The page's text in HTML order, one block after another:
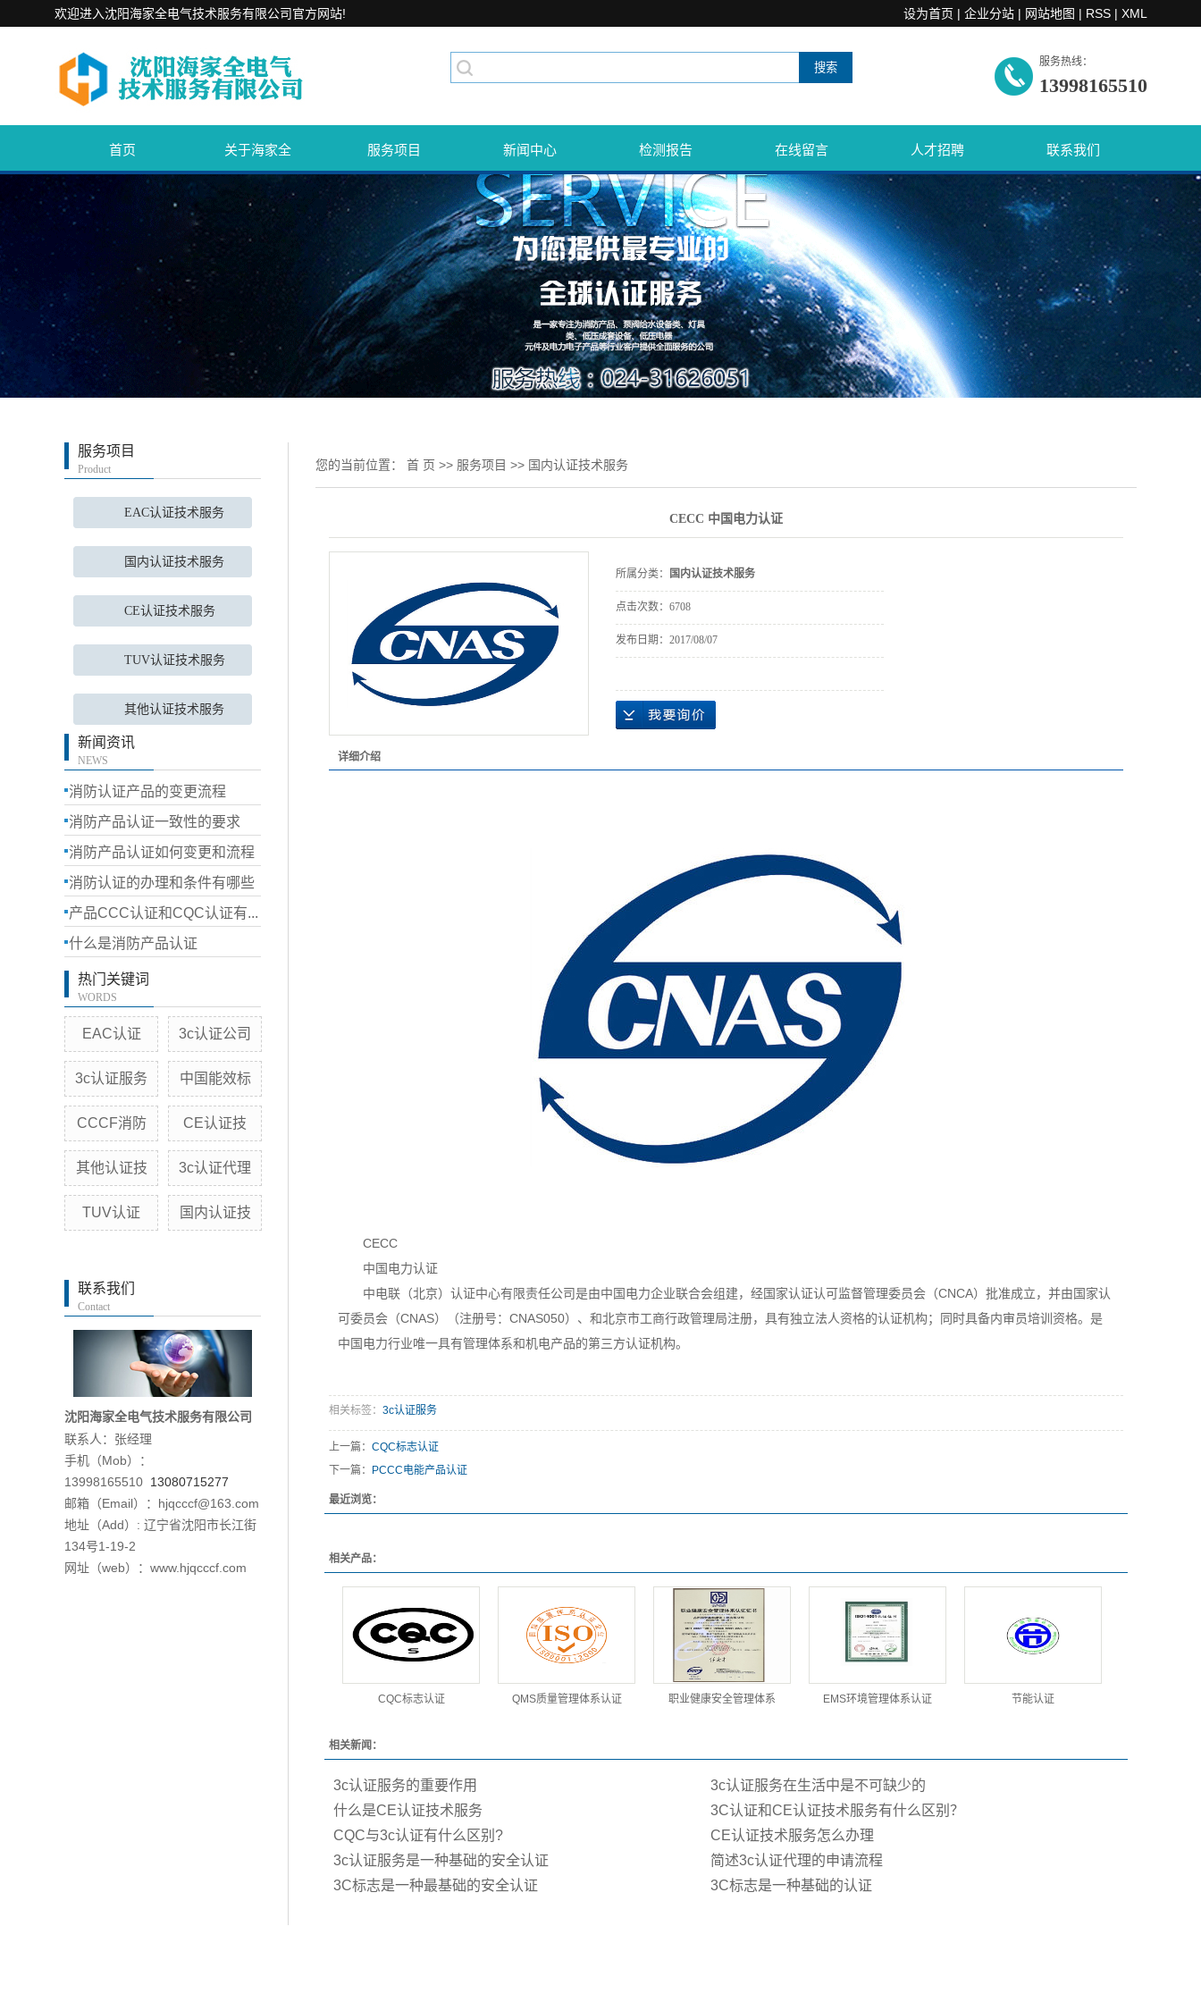
欢迎进入沈阳海家全电气技术服务有限公司官方网站! 设为首页 | 企业分站| 网站地图 | RSS| XML
服务热线：
13998165510
首页 关于海家全
公司简介
服务项目
EAC认证技术服务
国内认证技术服务
CE认证技术服务
TUV认证技术服务
其他认证技术服务
新闻中心
公司新闻
行业动态
知识问答
检测报告
证书展示
在线留言 人才招聘 联系我们
服务项目
Product
EAC认证技术服务
国内认证技术服务
CE认证技术服务
TUV认证技术服务
其他认证技术服务
新闻资讯
NEWS
消防认证产品的变更流程
消防产品认证一致性的要求
消防产品认证如何变更和流程
消防认证的办理和条件有哪些
产品CCC认证和CQC认证有...
什么是消防产品认证
热门关键词
WORDS
EAC认证 3c认证公司
3c认证服务 中国能效标
CCCF消防 CE认证技
其他认证技 3c认证代理
TUV认证 国内认证技
联系我们
Contact
沈阳海家全电气技术服务有限公司
联系人：张经理
手机（Mob）：
13998165510 13080715277
邮箱（Email）：hjqcccf@163.com
地址（Add）: 辽宁省沈阳市长江街
134号1-19-2
网址（web）：www.hjqcccf.com
您的当前位置： 首 页 >> 服务项目 >> 国内认证技术服务
CECC 中国电力认证
所属分类： 国内认证技术服务
点击次数： 6708
发布日期： 2017/08/07
详细介绍
CECC
中国电力认证
中电联（北京）认证中心有限责任公司是由中国电力企业联合会组建，经国家认证认可监督管理委员会（CNCA）批准成立，并由国家认
可委员会（CNAS）（注册号：CNAS050）、和北京市工商行政管理局注册，具有独立法人资格的认证机构；同时具备内审员培训资格。是
中国电力行业唯一具有管理体系和机电产品的第三方认证机构。
相关标签： 3c认证服务
上一篇： CQC标志认证
下一篇：
PCCC电能产品认证
最近浏览：
相关产品：
CQC标志认证 QMS质量管理体系认证 职业健康安全管理体系 EMS环境管理体系认证 节能认证
相关新闻：
3c认证服务的重要作用
3c认证服务在生活中是不可缺少的
什么是CE认证技术服务
3C认证和CE认证技术服务有什么区别？
CQC与3c认证有什么区别?
CE认证技术服务怎么办理
3c认证服务是一种基础的安全认证
简述3c认证代理的申请流程
3C标志是一种最基础的安全认证
3C标志是一种基础的认证